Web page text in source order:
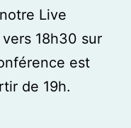
Live
18h30 sur
est
de 19h.